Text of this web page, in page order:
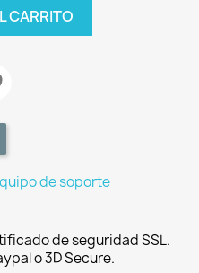
CARRITO
de soporte
de seguridad SSL.
o 3D Secure.